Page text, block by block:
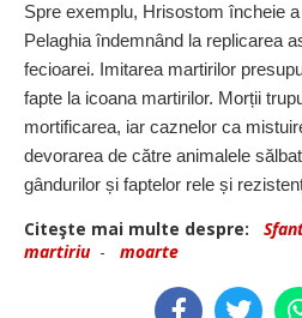
Spre exemplu, Hrisostom încheie
Pelaghia îndemnând la replicarea
fecioarei. Imitarea martirilor
fapte la icoana martirilor. Morții
mortificarea, iar caznelor ca
devorarea de către animalele
gândurilor și faptelor rele și
Citeşte mai multe despre:
martiriu- moarte